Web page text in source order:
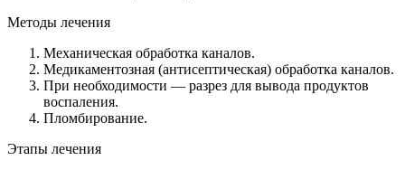
Методы лечения
Механическая обработка каналов.
Медикаментозная (антисептическая) обработка каналов.
При необходимости — разрез для вывода продуктов
воспаления.
Пломбирование.
Этапы лечения